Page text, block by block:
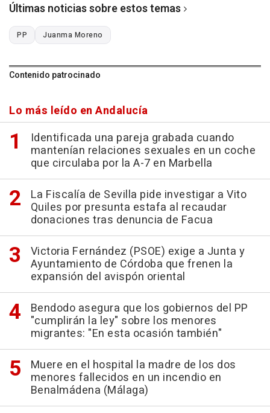
Últimas noticias sobre estos temas
PP Juanma Moreno
Contenido patrocinado
Lo más leído en Andalucía
Identificada una pareja grabada cuando
mantenían relaciones sexuales en un coche
que circulaba por la A-7 en Marbella
La Fiscalía de Sevilla pide investigar a Vito
Quiles por presunta estafa al recaudar
donaciones tras denuncia de Facua
Victoria Fernández (PSOE) exige a Junta y
Ayuntamiento de Córdoba que frenen la
expansión del avispón oriental
Bendodo asegura que los gobiernos del PP
"cumplirán la ley" sobre los menores
migrantes: "En esta ocasión también"
Muere en el hospital la madre de los dos
menores fallecidos en un incendio en
Benalmádena (Málaga)